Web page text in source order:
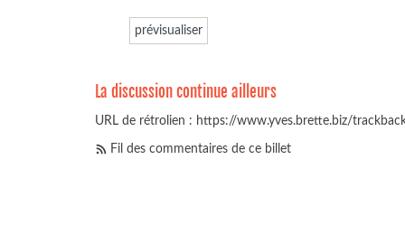
La discussion continue ailleurs
URL de rétrolien : https://www.yves.brette.biz/
Fil des commentaires de ce billet